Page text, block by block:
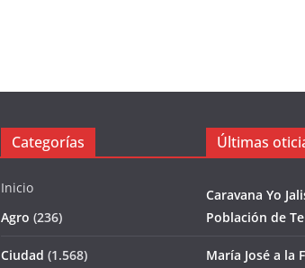
Categorías
Inicio
Agro (236)
Ciudad (1.568)
Últimas
Caravana Yo
Población de
María José a la